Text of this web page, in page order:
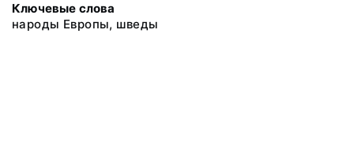
Ключевые слова
народы Европы, шведы